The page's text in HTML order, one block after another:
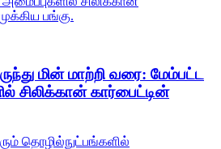
மின் மாற்றி வரை: மேம்பட்ட
சிலிக்கான் கார்பைட்டின்